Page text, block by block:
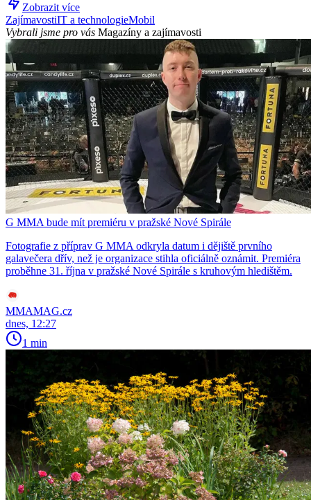
Zobrazit více
ZajímavostiIT a technologieMobil
Vybrali jsme pro vás Magazíny a zajímavosti
G MMA bude mít premiéru v pražské Nové Spirále
Fotografie z příprav G MMA odkryla datum i dějiště prvního
galavečera dřív, než je organizace stihla oficiálně oznámit. Premiéra
proběhne 31. října v pražské Nové Spirále s kruhovým hledištěm.
MMAMAG.cz
dnes, 12:27
1 min